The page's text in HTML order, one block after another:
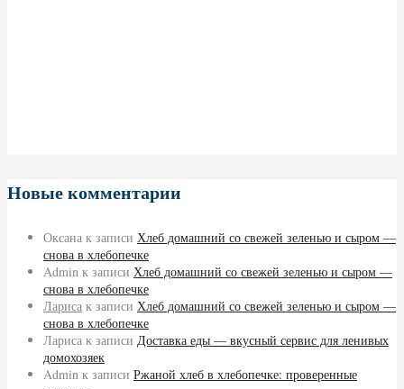
Новые комментарии
Оксана к записи Хлеб домашний со свежей зеленью и сыром —
снова в хлебопечке
Admin к записи Хлеб домашний со свежей зеленью и сыром —
снова в хлебопечке
Лариса к записи Хлеб домашний со свежей зеленью и сыром —
снова в хлебопечке
Лариса к записи Доставка еды — вкусный сервис для ленивых
домохозяек
Admin к записи Ржаной хлеб в хлебопечке: проверенные